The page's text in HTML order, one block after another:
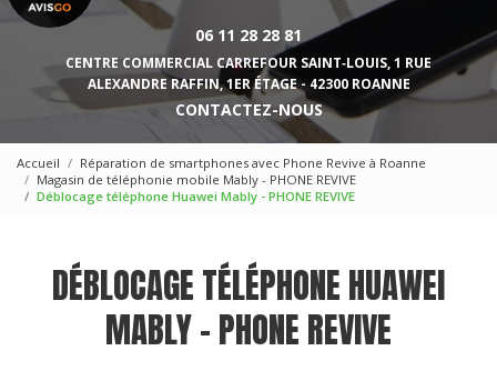
06 11 28 28 81
CENTRE COMMERCIAL CARREFOUR SAINT‑LOUIS, 1 RUE
ALEXANDRE RAFFIN, 1ER ÉTAGE - 42300 ROANNE
CONTACTEZ-NOUS
Accueil
Réparation de smartphones avec Phone Revive à Roanne
Magasin de téléphonie mobile Mably - PHONE REVIVE
Déblocage téléphone Huawei Mably - PHONE REVIVE
DÉBLOCAGE TÉLÉPHONE HUAWEI
MABLY - PHONE REVIVE